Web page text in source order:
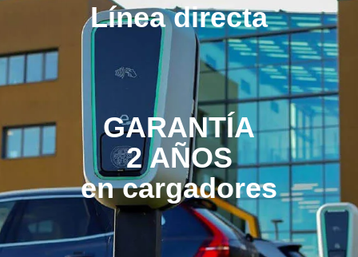
Línea directa
GARANTÍA
2 AÑOS
en cargadores